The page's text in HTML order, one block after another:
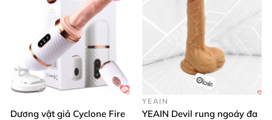
Dương vật giả Cyclone Fire
YEAIN
YEAIN Devil rung ngoáy đa